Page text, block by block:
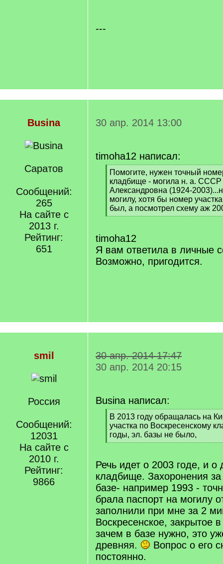
---
Busina
Саратов
Сообщений:
265
На сайте с
2013 г.
Рейтинг:
651
30 апр. 2014 13:00
timoha12 написал:
[
q
]
Помогите, нужен точный
кладбище - могила н. а.
Александровна (1924-
могилу, хотя бы номер
был, а посмотрел схему аж
[
q
]
timoha12
Я вам ответила в личные
Возможно, пригодится.
smil
Россия
Сообщений:
12031
На сайте с
2010 г.
Рейтинг:
9866
30 апр. 2014 17:47
30 апр. 2014 20:15
Busina написал:
[
q
]
В 2013 году обращалась на
участка по Воскресенскому
годы, эл. базы не было,
[
q
]
Речь идет о 2003 годе, и
кладбище. Захоронения
базе- например 1993 -
брала паспорт на могилу
заполнили при мне за 2
Воскресенское, закрытое
зачем в базе нужно, это
древняя.
Вопрос о его
постоянно.